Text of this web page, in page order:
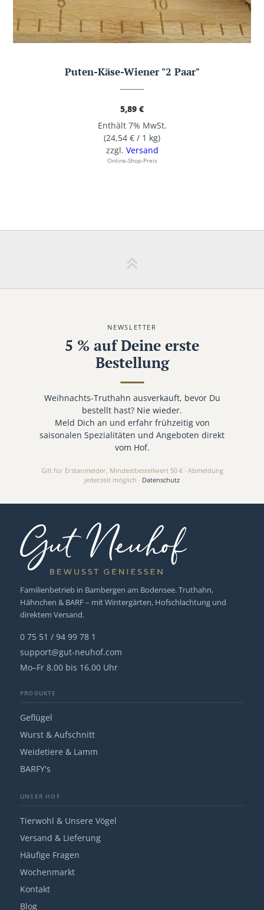
Puten-Käse-Wiener "2 Paar"
5,89 €
Enthält 7% MwSt.
(24,54 € / 1 kg)
zzgl. Versand
Online-Shop-Preis
NEWSLETTER
5 % auf Deine erste
Bestellung
Weihnachts-Truthahn ausverkauft, bevor Du
bestellt hast? Nie wieder.
Meld Dich an und erfahr frühzeitig von
saisonalen Spezialitäten und Angeboten direkt
vom Hof.
Gilt für Erstanmelder, Mindestbestellwert 50 € · Abmeldung
jederzeit möglich · Datenschutz
Familienbetrieb in Bambergen am Bodensee. Truthahn,
Hähnchen & BARF – mit Wintergärten, Hofschlachtung und
direktem Versand.
0 75 51 / 94 99 78 1
support@gut-neuhof.com
Mo–Fr 8.00 bis 16.00 Uhr
PRODUKTE
Geflügel
Wurst & Aufschnitt
Weidetiere & Lamm
BARFY's
UNSER HOF
Tierwohl & Unsere Vögel
Versand & Lieferung
Häufige Fragen
Wochenmarkt
Kontakt
Blog